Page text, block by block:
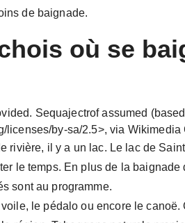
de baignade.
où se
Sequajectrof assumed
licenses/by-sa/2.5>, via Wikimedia
rivière, il y a un lac. Le lac de
le temps. En plus de la baignade
sont au programme.
le pédalo ou encore le